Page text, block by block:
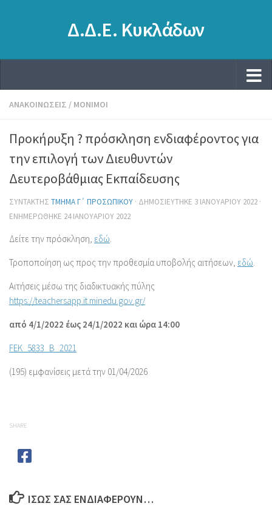
Δ.Δ.Ε. Κυκλάδων
ΑΝΑΚΟΙΝΏΣΕΙΣ / ΜΌΝΙΜΟΙ
Προκήρυξη ? πρόσκληση ενδιαφέροντος για
την επιλογή των Διευθυντών
Δευτεροβάθμιας Εκπαίδευσης
ΣΥΝΤΆΚΤΗΣ ΤΜΉΜΑ Γ΄ ΠΡΟΣΩΠΙΚΟΎ · ΔΗΜΟΣΙΕΎΤΗΚΕ 3 ΙΑΝΟΥΑΡΊΟΥ 2022 ·
ΕΝΗΜΕΡΏΘΗΚΕ 24 ΙΑΝΟΥΑΡΊΟΥ 2022
Δείτε την πρόσκληση, εδώ.
Τροποποίηση ως προς την προθεσμία υποβολής αιτήσεων, εδώ.
Αιτήσεις μέσω της διαδικτυακής πύλης
https://teachersapp.it.minedu.gov.gr/
από 4/1/2022 έως 24/1/2022 και ώρα 14:00
FEK_5833_B_2021
(195) εμφανίσεις μετά την 01/04/2026
SHARE
ΊΣΩΣ ΣΑΣ ΕΝΔΙΑΦΈΡΟΥΝ…